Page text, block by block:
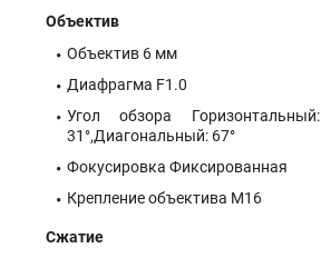
Объектив
Объектив 6 мм
Диафрагма F1.0
Угол обзора Горизонтальный:
31°,Диагональный: 67°
Фокусировка Фиксированная
Крепление объектива М16
Сжатие